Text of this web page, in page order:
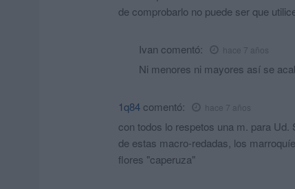
de comprobarlo no puede ser que
Ivan comentó: hace 7 años
Ni menores ni mayores así se
1q84 comentó: hace 7 años
con todos lo respetos una m. para
de estas macro-redadas, los
flores "caperuza"